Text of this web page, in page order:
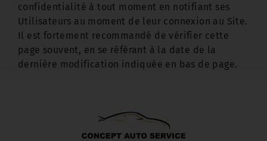
confidentialité à tout moment en notifiant ses
Utilisateurs au moment de leur connexion au Site.
Il est fortement recommandé de vérifier cette
page souvent, en se référant à la date de la
dernière modification indiquée en bas de page.